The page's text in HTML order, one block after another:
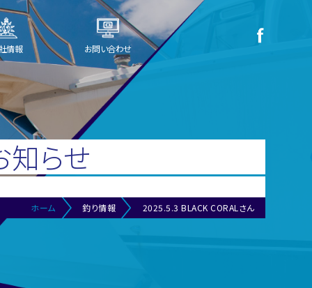
情報 お問い合わせ
知らせ
ホーム 釣り情報 2025.5.3 BLACK CORALさん